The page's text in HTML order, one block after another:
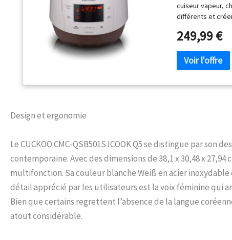
cuiseur vapeur,
différents et créer
en 2 langues
la cuisson
durable à 2
répartition
249,99 €
Design et ergonomie
Le CUCKOO CMC-QSB501S ICOOK Q5 se distingue par
contemporaine. Avec des dimensions de 38,1 x 30,48 x
multifonction. Sa couleur blanche Weiß en acier
détail apprécié par les utilisateurs est la voix féminine qui
Bien que certains regrettent l’absence de la langue
atout considérable.